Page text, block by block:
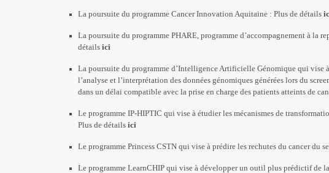
La poursuite du programme Cancer Innovation Aquitaine : Plus de détails
La poursuite du programme PHARE, programme d’accompagnement à la
détails ici
La poursuite du programme d’Intelligence Artificielle Génomique qui vise
l’analyse et l’interprétation des données génomiques générées lors du
dans un délai compatible avec la prise en charge des patients atteints de
Le programme IP-HIPTIC qui vise à étudier les mécanismes de
Plus de détails ici
Le programme Princess CSTN qui vise à prédire les rechutes du cancer du
Le programme LearnCHIP qui vise à développer un outil plus prédictif de